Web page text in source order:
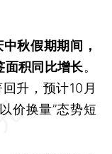
中秋假期期间，
面积同比增长。
升，预计10月
价换量”态势短